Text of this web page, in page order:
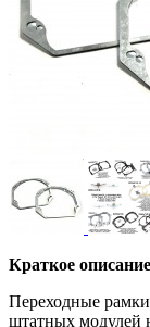
Краткое описание
Переходные
штатных модулей